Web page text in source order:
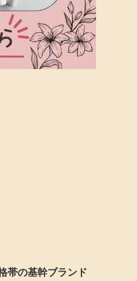
帯の基幹ブランド